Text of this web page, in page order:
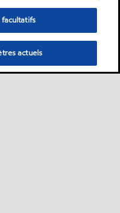
facultatifs
actuels